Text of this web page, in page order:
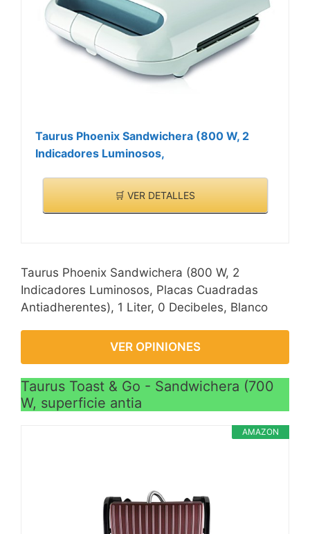
Taurus Phoenix Sandwichera (800 W, 2
Indicadores Luminosos,
🛒 VER DETALLES
Taurus Phoenix Sandwichera (800 W, 2
Indicadores Luminosos, Placas Cuadradas
Antiadherentes), 1 Liter, 0 Decibeles, Blanco
VER OPINIONES
Taurus Toast & Go - Sandwichera (700
W, superficie antia
AMAZON